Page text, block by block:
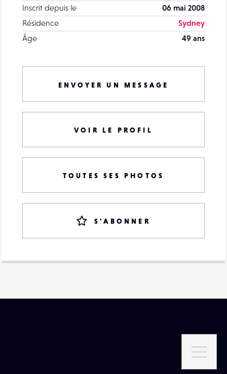
Inscrit depuis le
06 mai 2008
Résidence
Sydney
Âge
49 ans
ENVOYER UN MESSAGE
VOIR LE PROFIL
TOUTES SES PHOTOS
S'ABONNER